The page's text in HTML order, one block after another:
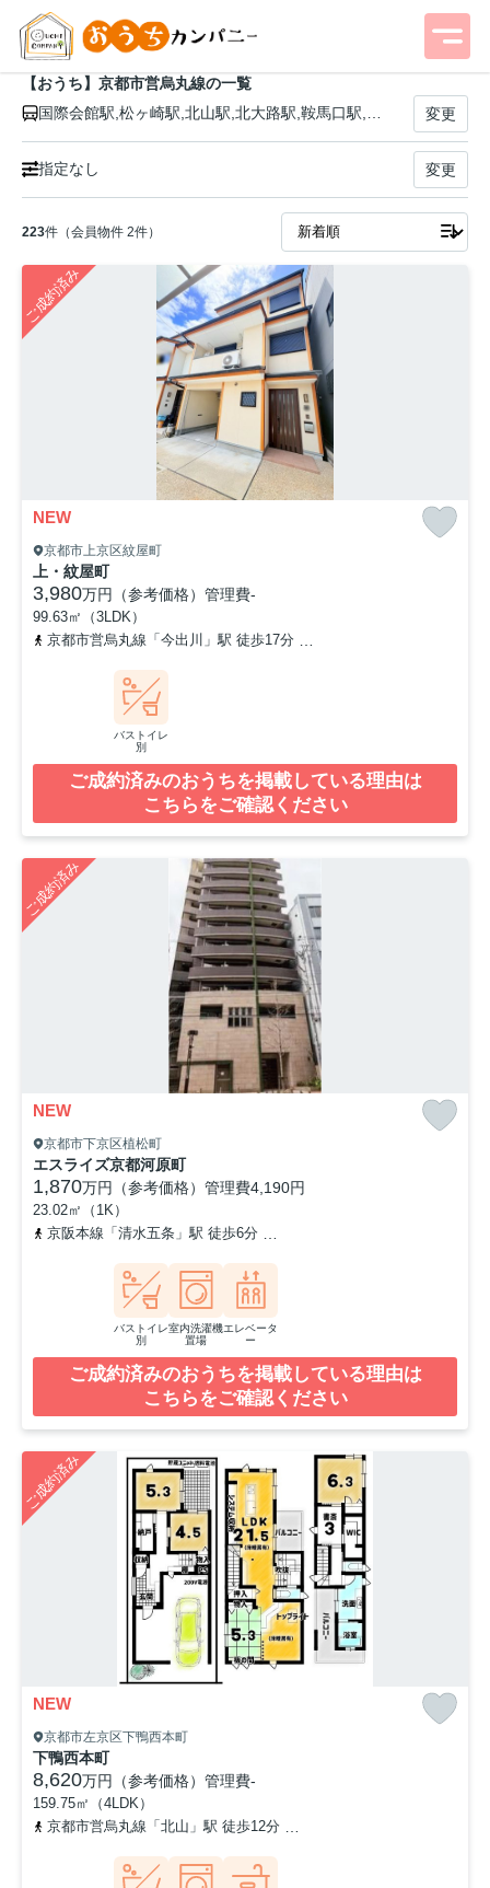
【おうち】京都市営烏丸線の一覧
国際会館駅,松ヶ崎駅,北山駅,北大路駅,鞍馬口駅,今出川駅,丸太町駅,烏丸御池駅,烏丸駅,五条駅,京都駅,九条駅,十条駅,くいな橋駅,竹田駅
変更
指定なし 変更
223件（会員物件 2件）
ご成約済み
NEW
京都市上京区紋屋町
上・紋屋町
3,980万円（参考価格） 管理費-
99.63㎡（3LDK）
京都市営烏丸線「今出川」駅 徒歩17分
バストイレ
別
ご成約済みのおうちを掲載している理由は
こちらをご確認ください
ご成約済み
NEW
京都市下京区植松町
エスライズ京都河原町
1,870万円（参考価格） 管理費4,190円
23.02㎡（1K）
京阪本線「清水五条」駅 徒歩6分
バストイレ
別
室内洗濯機
置場
エレベータ
ー
ご成約済みのおうちを掲載している理由は
こちらをご確認ください
ご成約済み
NEW
京都市左京区下鴨西本町
下鴨西本町
8,620万円（参考価格） 管理費-
159.75㎡（4LDK）
京都市営烏丸線「北山」駅 徒歩12分